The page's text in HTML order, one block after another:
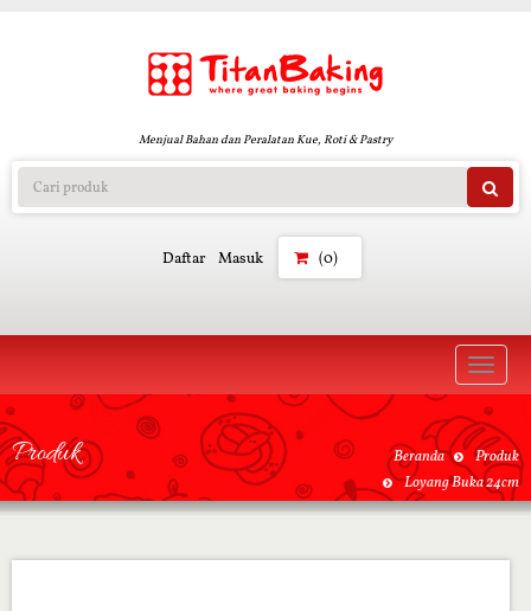
Menjual Bahan dan Peralatan Kue, Roti & Pastry
Daftar Masuk (0)
Toggle
Produk Beranda
Produk
Loyang Buka 24cm